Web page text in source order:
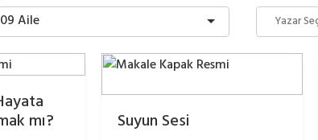
Aile
mı?
Suyun Sesi